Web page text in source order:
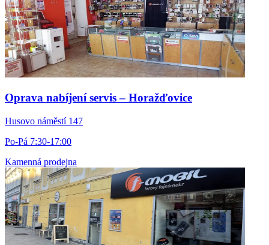
Oprava nabíjení servis – Horažďovice
Husovo náměstí 147
Po-Pá 7:30-17:00
Kamenná prodejna